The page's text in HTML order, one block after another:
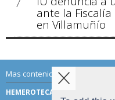
7
ante la
en Villamuñío
Mas contenido de Sahagún
HEMEROTECA